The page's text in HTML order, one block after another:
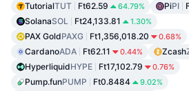
TutorialTUT Ft62.59 64.79% PiPI
SolanaSOL Ft24,133.81 1.30%
PAX GoldPAXG Ft1,356,018.20 0.68%
CardanoADA Ft62.11 0.44% Zcash
HyperliquidHYPE Ft17,102.79 0.76%
Pump.funPUMP Ft0.8484 9.02%